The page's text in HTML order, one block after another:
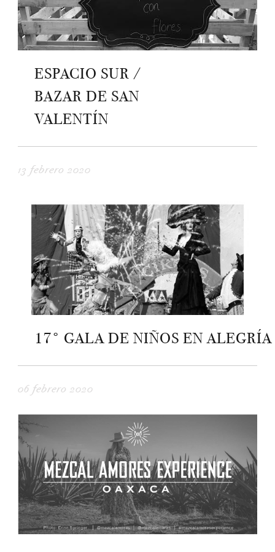
ESPACIO SUR /
BAZAR DE SAN
VALENTÍN
13 febrero 2020
17° GALA DE NIÑOS EN ALEGRÍA
06 febrero 2020